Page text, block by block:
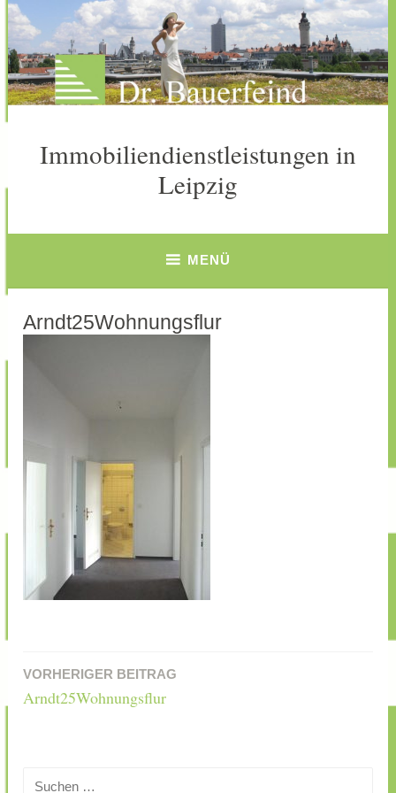
Zum
Inhalt
springen
Immobiliendienstleistungen in
Leipzig
MENÜ
Arndt25Wohnungsflur
Beitragsnavigation
VORHERIGER BEITRAG
Arndt25Wohnungsflur